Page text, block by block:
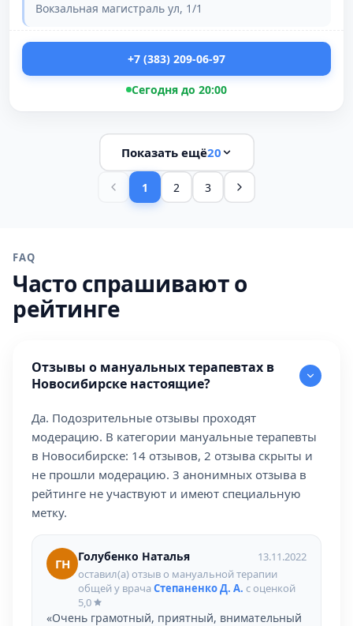
Вокзальная магистраль ул, 1/1
+7 (383) 209-06-97
Сегодня до 20:00
Показать ещё20
1 2 3
FAQ
Часто спрашивают о
рейтинге
Отзывы о мануальных терапевтах в
Новосибирске настоящие?
Да. Подозрительные отзывы проходят
модерацию. В категории мануальные терапевты
в Новосибирске: 14 отзывов, 2 отзыва скрыты и
не прошли модерацию. 3 анонимных отзыва в
рейтинге не участвуют и имеют специальную
метку.
ГН Голубенко Наталья
13.11.2022
оставил(а) отзыв о мануальной терапии
общей у врачаСтепаненко Д. А. с оценкой
5,0
«Очень грамотный, приятный, внимательный